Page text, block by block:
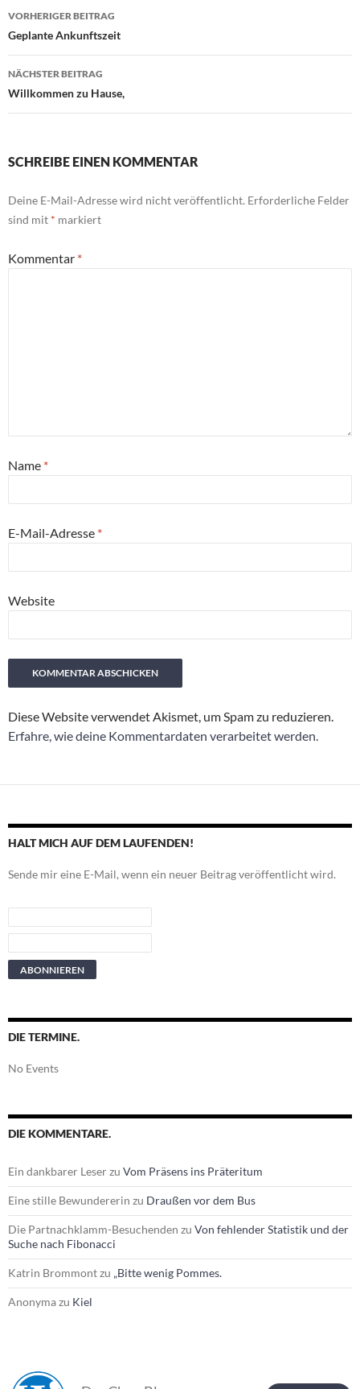
Beitragsnavigation
VORHERIGER BEITRAG
Geplante Ankunftszeit
NÄCHSTER BEITRAG
Willkommen zu Hause,
SCHREIBE EINEN KOMMENTAR
Deine E-Mail-Adresse wird nicht veröffentlicht. Erforderliche Felder
sind mit * markiert
Kommentar *
Name *
E-Mail-Adresse *
Website
Diese Website verwendet Akismet, um Spam zu reduzieren.
Erfahre, wie deine Kommentardaten verarbeitet werden.
HALT MICH AUF DEM LAUFENDEN!
Sende mir eine E-Mail, wenn ein neuer Beitrag veröffentlicht wird.
DIE TERMINE.
No Events
DIE KOMMENTARE.
Ein dankbarer Leserzu Vom Präsens ins Präteritum
Eine stille Bewundererin zu Draußen vor dem Bus
Die Partnachklamm-Besuchenden zu Von fehlender Statistik und der
Suche nach Fibonacci
Katrin Brommontzu „Bitte wenig Pommes.
Anonymazu Kiel